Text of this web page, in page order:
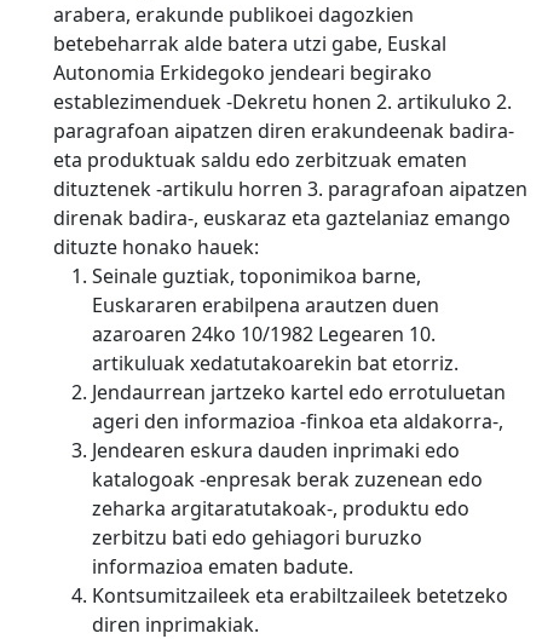
arabera, erakunde publikoei dagozkien
betebeharrak alde batera utzi gabe, Euskal
Autonomia Erkidegoko jendeari begirako
establezimenduek -Dekretu honen 2. artikuluko 2.
paragrafoan aipatzen diren erakundeenak badira-
eta produktuak saldu edo zerbitzuak ematen
dituztenek -artikulu horren 3. paragrafoan aipatzen
direnak badira-, euskaraz eta gaztelaniaz emango
dituzte honako hauek:
Seinale guztiak, toponimikoa barne,
Euskararen erabilpena arautzen duen
azaroaren 24ko 10/1982 Legearen 10.
artikuluak xedatutakoarekin bat etorriz.
Jendaurrean jartzeko kartel edo errotuluetan
ageri den informazioa -finkoa eta aldakorra-,
Jendearen eskura dauden inprimaki edo
katalogoak -enpresak berak zuzenean edo
zeharka argitaratutakoak-, produktu edo
zerbitzu bati edo gehiagori buruzko
informazioa ematen badute.
Kontsumitzaileek eta erabiltzaileek betetzeko
diren inprimakiak.